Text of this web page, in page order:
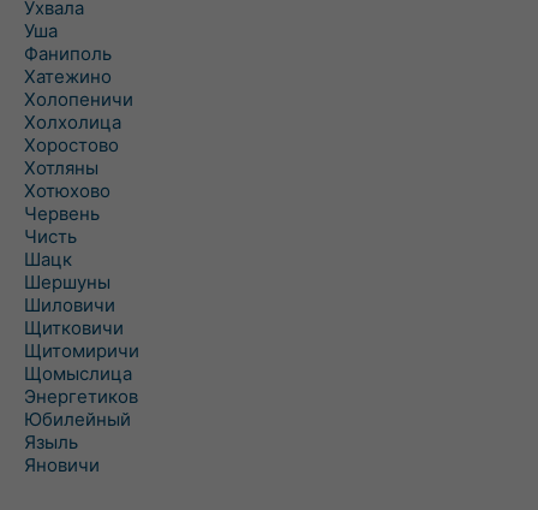
Ухвала
Уша
Фаниполь
Хатежино
Холопеничи
Холхолица
Хоростово
Хотляны
Хотюхово
Червень
Чисть
Шацк
Шершуны
Шиловичи
Щитковичи
Щитомиричи
Щомыслица
Энергетиков
Юбилейный
Языль
Яновичи